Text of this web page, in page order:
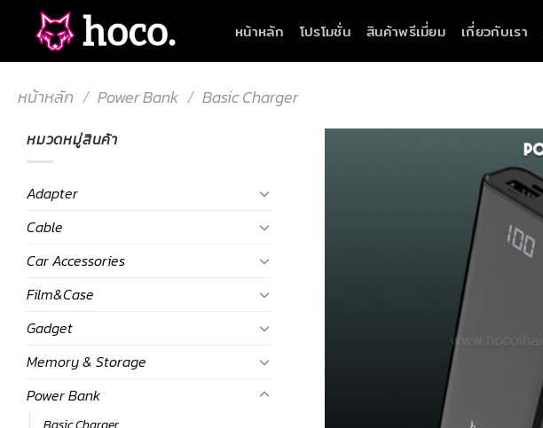
content
หน้าหลัก โปรโมชั่น สินค้าพรีเมี่ยม เกี่ยวกับเรา
หน้าหลัก / Power Bank / Basic Charger
หมวดหมู่สินค้า
Adapter
Cable
Car Accessories
Film&Case
Gadget
Memory & Storage
Power Bank
Basic Charger